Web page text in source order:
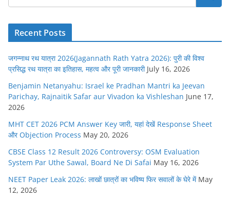
Recent Posts
जगन्नाथ रथ यात्रा 2026(Jagannath Rath Yatra 2026): पुरी की विश्व
प्रसिद्ध रथ यात्रा का इतिहास, महत्व और पूरी जानकारी July 16, 2026
Benjamin Netanyahu: Israel ke Pradhan Mantri ka Jeevan
Parichay, Rajnaitik Safar aur Vivadon ka Vishleshan June 17,
2026
MHT CET 2026 PCM Answer Key जारी, यहां देखें Response Sheet
और Objection Process May 20, 2026
CBSE Class 12 Result 2026 Controversy: OSM Evaluation
System Par Uthe Sawal, Board Ne Di Safai May 16, 2026
NEET Paper Leak 2026: लाखों छात्रों का भविष्य फिर सवालों के घेरे में May
12, 2026